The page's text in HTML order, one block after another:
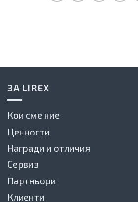
ЗА LIREX
Кои сме ние
Ценности
Награди и отличия
Сервиз
Партньори
Клиенти